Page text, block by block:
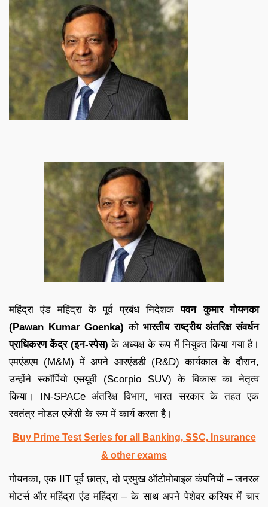
महिंद्रा एंड महिंद्रा के पूर्व प्रबंध निदेशकपवन कुमार गोयनका
(Pawan Kumar Goenka)कोभारतीय राष्ट्रीय अंतरिक्ष संवर्धन
प्राधिकरण केंद्र (इन-स्पेस) के अध्यक्ष के रूप में नियुक्त किया गया है।
एमएंडएम (M&M) में अपने आरएंडडी (R&D) कार्यकाल के दौरान,
उन्होंने स्कॉर्पियो एसयूवी (Scorpio SUV) के विकास का नेतृत्व
किया। IN-SPACe अंतरिक्ष विभाग, भारत सरकार के तहत एक
स्वतंत्र नोडल एजेंसी के रूप में कार्य करता है।
Buy Prime Test Series for all Banking, SSC, Insurance
& other exams
गोयनका, एक IIT पूर्व छात्र, दो प्रमुख ऑटोमोबाइल कंपनियों – जनरल
मोटर्स और महिंद्रा एंड महिंद्रा – के साथ अपने पेशेवर करियर में चार